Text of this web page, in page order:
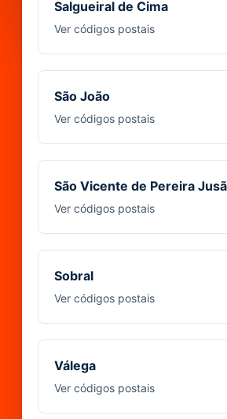
Salgueiral de Cima
Ver códigos postais
São João
Ver códigos postais
São Vicente de Pereira Jusã
Ver códigos postais
Sobral
Ver códigos postais
Válega
Ver códigos postais